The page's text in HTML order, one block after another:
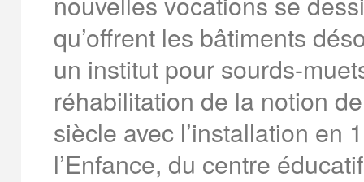
qu’offrent les bâtiments
un institut pour sourds-
réhabilitation de la notion
siècle avec l’installation en
l’Enfance, du centre